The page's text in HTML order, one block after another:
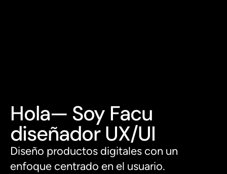
Hola— Soy Facu
diseñador UX/UI
Diseño productos digitales con un
enfoque centrado en el usuario.